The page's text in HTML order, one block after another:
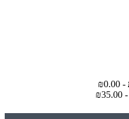
- ₪0.00
- ₪35.00